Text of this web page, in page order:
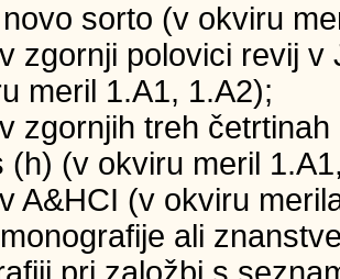
sorto (v okviru
zgornji polovici revij
meril 1.A1, 1.A2);
zgornjih treh
(h) (v okviru meril
A&HCI (v okviru
ali